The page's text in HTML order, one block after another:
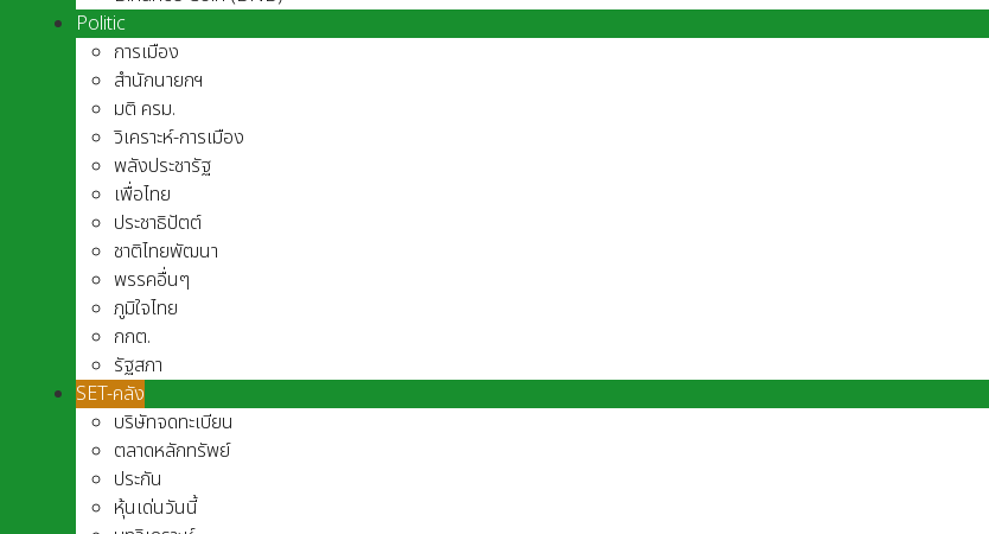
Politic
การเมือง
สำนักนายกฯ
มติ ครม.
วิเคราะห์-การเมือง
พลังประชารัฐ
เพื่อไทย
ประชาธิปัตต์
ชาติไทยพัฒนา
พรรคอื่นๆ
ภูมิใจไทย
กกต.
รัฐสภา
SET-คลัง
บริษัทจดทะเบียน
ตลาดหลักทรัพย์
ประกัน
หุ้นเด่นวันนี้